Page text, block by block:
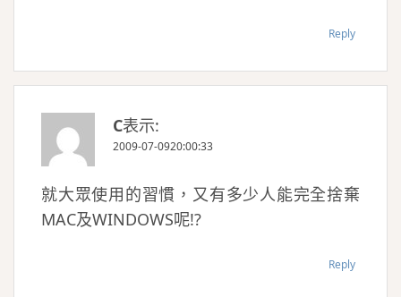
Reply
C表示:
2009-07-0920:00:33
就大眾使用的習慣，又有多少人能完全捨棄
MAC及WINDOWS呢!?
Reply